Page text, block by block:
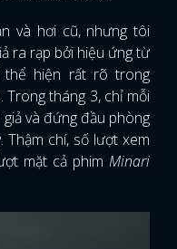
và hơi cũ, nhưng tôi
ra rạp bởi hiệu ứng từ
thể hiện rất rõ trong
Trong tháng 3, chỉ mỗi
và đứng đầu phòng
Thậm chí, số lượt xem
mặt cả phim Minari